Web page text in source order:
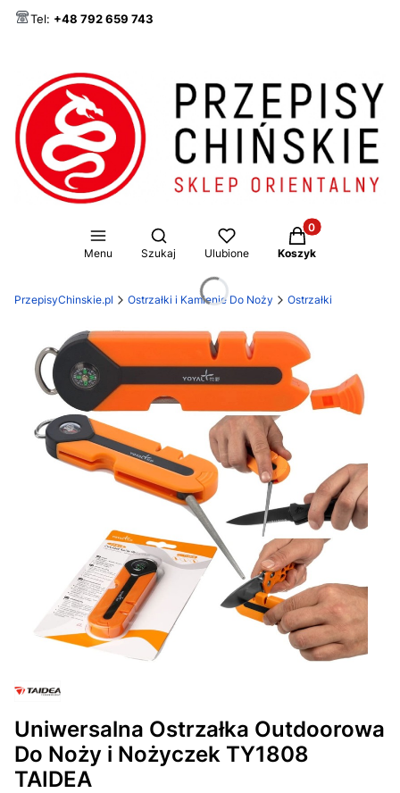
Tel: +48 792 659 743
Menu
Otwórz wyszukiwarkę
Szukaj Ulubione
Produkty w
Koszyk
PrzepisyChinskie.pl Ostrzałki i Kamienie Do Noży Ostrzałki
Uniwersalna Ostrzałka Outdoorowa
Do Noży i Nożyczek TY1808
TAIDEA